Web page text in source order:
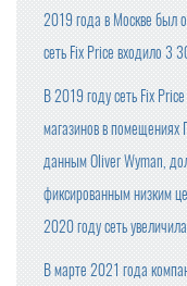
2019 года в Москве был
сеть Fix Price входило 3
В 2019 году сеть Fix
магазинов в помещениях
данным Oliver Wyman,
фиксированным низким
2020 году сеть
В марте 2021 года